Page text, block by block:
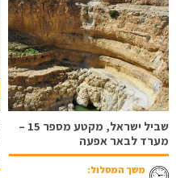
שביל ישראל, מקטע מספר 15 –
מערד לבאר אפעה
משך המסלול: